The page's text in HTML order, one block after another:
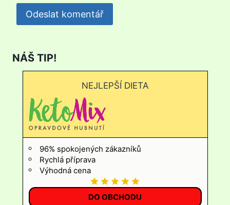
NÁŠ TIP!
NEJLEPŠÍ DIETA
96% spokojených zákazníků
Rychlá příprava
Výhodná cena
DO OBCHODU